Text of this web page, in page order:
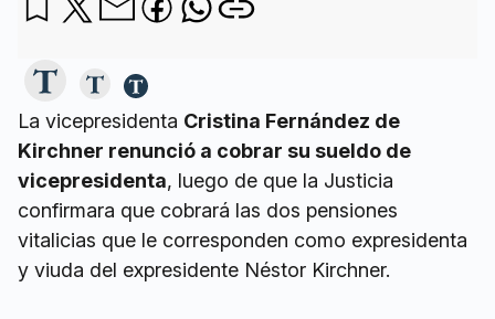
La vicepresidenta Cristina Fernández de
Kirchner renunció a cobrar su sueldo de
vicepresidenta, luego de que la Justicia
confirmara que cobrará las dos pensiones
vitalicias que le corresponden como expresidenta
y viuda del expresidente Néstor Kirchner.